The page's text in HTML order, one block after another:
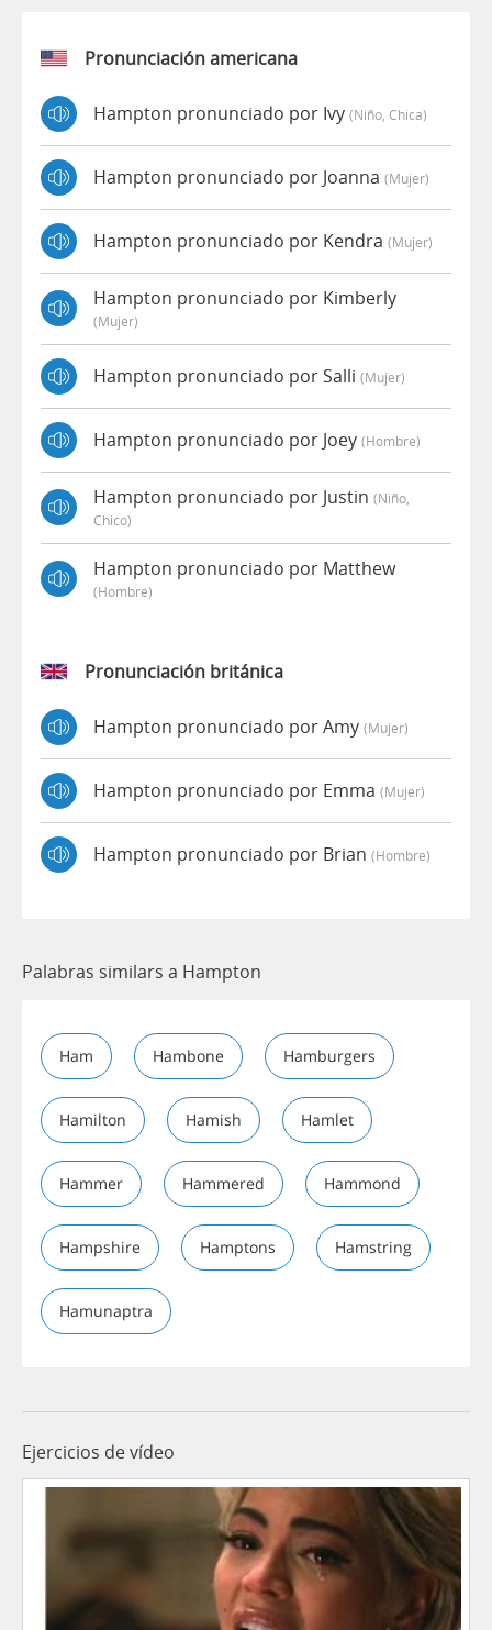
Pronunciación americana
Hampton pronunciado por Ivy (niño, Chica)
Hampton pronunciado por Joanna (mujer)
Hampton pronunciado por Kendra (mujer)
Hampton pronunciado por Kimberly
(mujer)
Hampton pronunciado por Salli (mujer)
Hampton pronunciado por Joey (hombre)
Hampton pronunciado por Justin (niño,
Chico)
Hampton pronunciado por Matthew
(hombre)
Pronunciación británica
Hampton pronunciado por Amy (mujer)
Hampton pronunciado por Emma (mujer)
Hampton pronunciado por Brian (hombre)
Palabras similars a Hampton
Ham Hambone Hamburgers
Hamilton Hamish Hamlet
Hammer Hammered Hammond
Hampshire Hamptons Hamstring
Hamunaptra
Ejercicios de vídeo